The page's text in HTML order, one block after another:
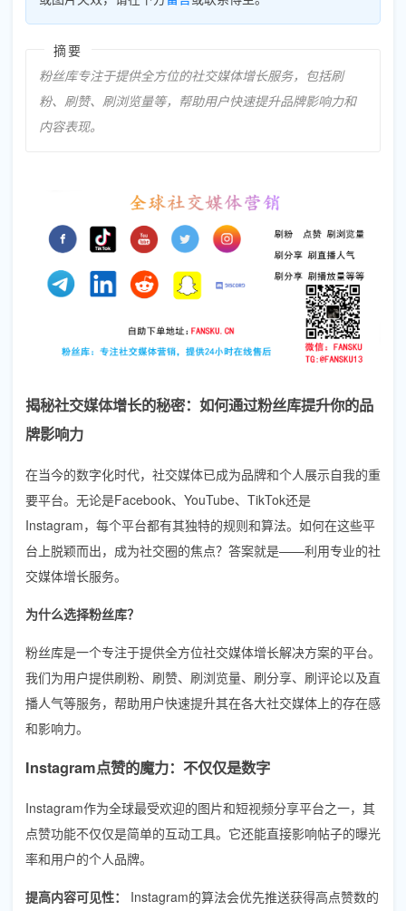
摘要
粉丝库专注于提供全方位的社交媒体增长服务，包括刷
粉、刷赞、刷浏览量等，帮助用户快速提升品牌影响力和
内容表现。
揭秘社交媒体增长的秘密：如何通过粉丝库提升你的品
牌影响力
在当今的数字化时代，社交媒体已成为品牌和个人展示自我的重
要平台。无论是Facebook、YouTube、TikTok还是
Instagram，每个平台都有其独特的规则和算法。如何在这些平
台上脱颖而出，成为社交圈的焦点？答案就是——利用专业的社
交媒体增长服务。
为什么选择粉丝库？
粉丝库是一个专注于提供全方位社交媒体增长解决方案的平台。
我们为用户提供刷粉、刷赞、刷浏览量、刷分享、刷评论以及直
播人气等服务，帮助用户快速提升其在各大社交媒体上的存在感
和影响力。
Instagram点赞的魔力：不仅仅是数字
Instagram作为全球最受欢迎的图片和短视频分享平台之一，其
点赞功能不仅仅是简单的互动工具。它还能直接影响帖子的曝光
率和用户的个人品牌。
提高内容可见性：
Instagram的算法会优先推送获得高点赞数的